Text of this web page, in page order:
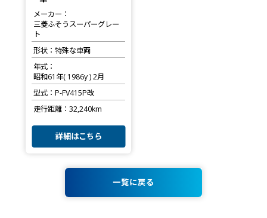
メーカー
三菱ふそうスーパーグレー
ト
形状
特殊な車両
年式
昭和61年( 1986y ) 2月
型式
P-FV415P改
走行距離
32,240km
詳細はこちら
一覧に戻る